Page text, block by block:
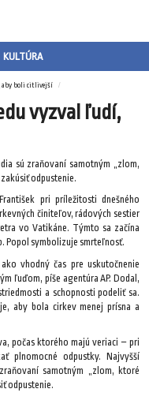
KULTÚRA
aby boli citlivejší
vyzval ľudí,
sú zraňovaní samotným „zlom,
odpustenie.
pri príležitosti dnešného
činiteľov, rádových sestier
vo Vatikáne. Týmto sa začína
Popol symbolizuje smrteľnosť.
vhodný čas pre uskutočnenie
ľuďom, píše agentúra AP. Dodal,
a schopnosti podeliť sa.
aby bola cirkev menej prísna a
počas ktorého majú veriaci – pri
plnomocné odpustky. Najvyšší
samotným „zlom, ktoré
odpustenie.